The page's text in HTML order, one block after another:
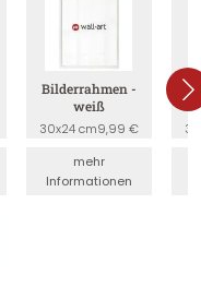
Bilderrahmen -
weiß
30x24 cm9,99 €
mehr
Informationen